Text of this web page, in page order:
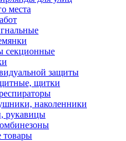
места
секционные
защиты
щитки
наколенники
рукавицы
товары